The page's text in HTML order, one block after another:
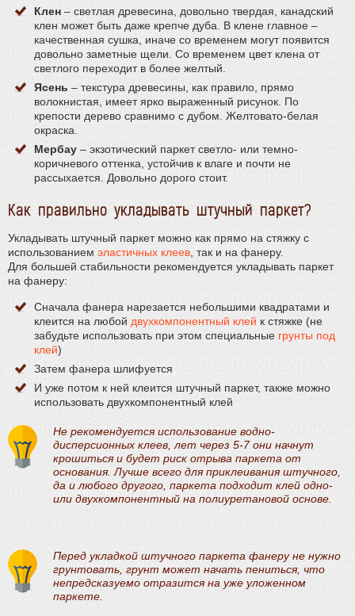
Клен – светлая древесина, довольно твердая, канадский
клен может быть даже крепче дуба. В клене главное –
качественная сушка, иначе со временем могут появится
довольно заметные щели. Со временем цвет клена от
светлого переходит в более желтый.
Ясень – текстура древесины, как правило, прямо
волокнистая, имеет ярко выраженный рисунок. По
крепости дерево сравнимо с дубом. Желтовато-белая
окраска.
Мербау – экзотический паркет светло- или темно-
коричневого оттенка, устойчив к влаге и почти не
рассыхается. Довольно дорого стоит.
Как правильно укладывать штучный паркет?
Укладывать штучный паркет можно как прямо на стяжку с
использованием эластичных клеев , так и на фанеру.
Для большей стабильности рекомендуется укладывать паркет
на фанеру:
Сначала фанера нарезается небольшими квадратами и
клеится на любой двухкомпонентный клей к стяжке (не
забудьте использовать при этом специальные грунты под
клей)
Затем фанера шлифуется
И уже потом к ней клеится штучный паркет, также можно
использовать двухкомпонентный клей
Не рекомендуется использование водно-
дисперсионных клеев, лет через 5-7 они начнут
крошиться и будет риск отрыва паркета от
основания. Лучше всего для приклеивания штучного,
да и любого другого, паркета подходит клей одно-
или двухкомпонентный на полиуретановой основе.
Перед укладкой штучного паркета фанеру не нужно
грунтовать, грунт может начать пениться, что
непредсказуемо отразится на уже уложенном
паркете.